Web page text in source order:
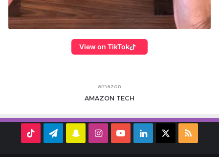
View on TikTok
amazon
AMAZON TECH
ملخص
لينكدإن ‫YouTubeانستقرامسناب تيلقرام